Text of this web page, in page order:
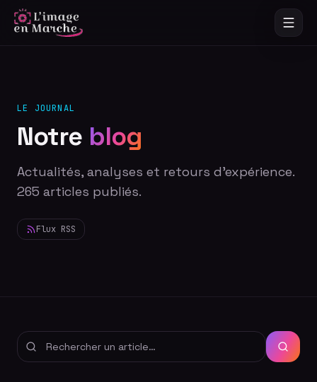
LE JOURNAL
Notre blog
Actualités, analyses et retours d'expérience.
265 articles publiés.
Flux RSS